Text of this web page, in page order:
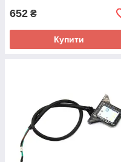
652 ₴
Купити